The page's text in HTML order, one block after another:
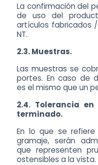
La confirmación del
de uso del
artículos fabricados /
NT.
2.3. Muestras.
Las muestras se
portes. En caso de
es el mismo que un
2.4. Tolerancia
terminado.
En lo que se
gramaje, serán
que representen
ostensibles a la vista.